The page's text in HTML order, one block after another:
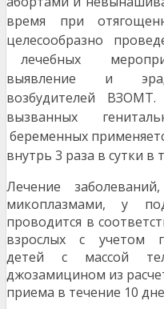
время при
целесообразно
лечебных
выявление и
возбудителей
вызванных
беременных
внутрь 3 раза в сутки в
Лечение
микоплазмами, у
проводится в
взрослых с учетом
детей с массой
джозамицином из
приема в течение 10